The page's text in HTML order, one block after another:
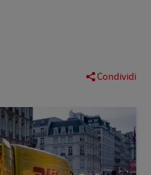
Condividi